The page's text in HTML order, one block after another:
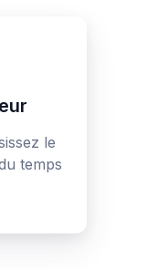
le
temps